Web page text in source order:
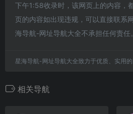
下午1:58收录时，该网页上的内容，
页的内容如出现违规，可以直接联系
海导航-网址导航大全不承担任何责任。
星海导航-网址导航大全致力于优质、实用
相关导航